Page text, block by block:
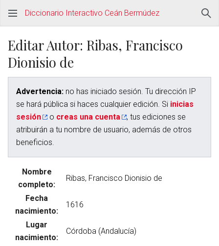
Diccionario Interactivo Ceán Bermúdez
Editar Autor: Ribas, Francisco
Dionisio de
Advertencia: no has iniciado sesión. Tu dirección IP
se hará pública si haces cualquier edición. Si inicias
sesión
o creas una cuenta
, tus ediciones se
atribuirán a tu nombre de usuario, además de otros
beneficios.
Nombre
completo:
Fecha
nacimiento:
Lugar
nacimiento: